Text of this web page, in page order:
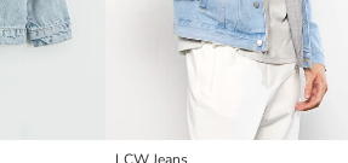
LCW Jeans